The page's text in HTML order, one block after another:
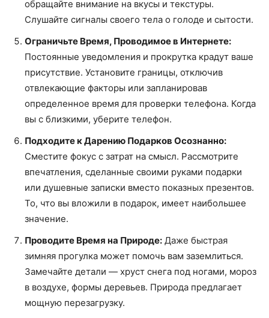
обращайте внимание на вкусы и текстуры.
Слушайте сигналы своего тела о голоде и сытости.
Ограничьте Время, Проводимое в Интернете:
Постоянные уведомления и прокрутка крадут ваше
присутствие. Установите границы, отключив
отвлекающие факторы или запланировав
определенное время для проверки телефона. Когда
вы с близкими, уберите телефон.
Подходите к Дарению Подарков Осознанно:
Сместите фокус с затрат на смысл. Рассмотрите
впечатления, сделанные своими руками подарки
или душевные записки вместо показных презентов.
То, что вы вложили в подарок, имеет наибольшее
значение.
Проводите Время на Природе: Даже быстрая
зимняя прогулка может помочь вам заземлиться.
Замечайте детали — хруст снега под ногами, мороз
в воздухе, формы деревьев. Природа предлагает
мощную перезагрузку.